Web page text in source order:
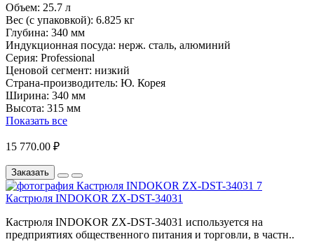
Объем: 25.7 л
Вес (с упаковкой): 6.825 кг
Глубина: 340 мм
Индукционная посуда: нерж. сталь, алюминий
Серия: Professional
Ценовой сегмент: низкий
Страна-производитель: Ю. Корея
Ширина: 340 мм
Высота: 315 мм
Показать все
15 770.00 ₽
Заказать
Кастрюля INDOKOR ZX-DST-34031
Кастрюля INDOKOR ZX-DST-34031 используется на
предприятиях общественного питания и торговли, в частн..